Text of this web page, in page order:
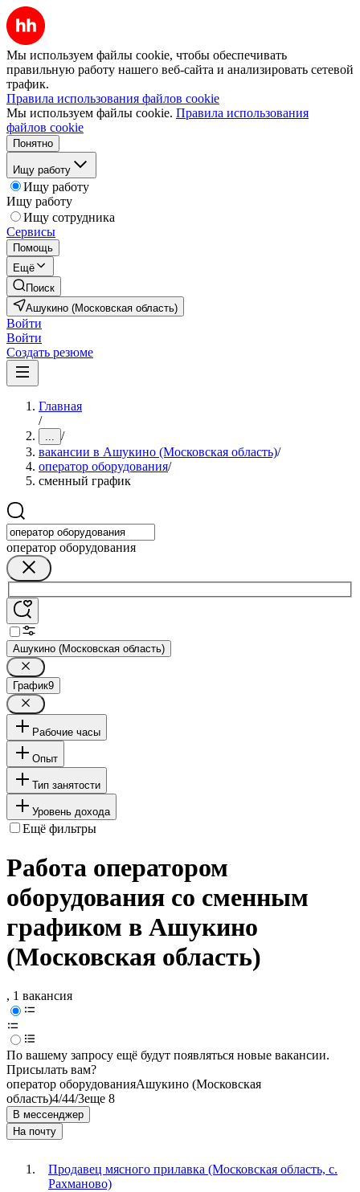
Мы используем файлы cookie, чтобы обеспечивать
правильную работу нашего веб-сайта и анализировать сетевой
трафик.
Правила использования файлов cookie
Мы используем файлы cookie. Правила использования
файлов cookie
Понятно
Ищу работу
Ищу работу
Ищу работу
Ищу сотрудника
Сервисы
Помощь
Ещё
Поиск
Ашукино (Московская область)
Войти
Войти
Создать резюме
Главная
/
... /
вакансии в Ашукино (Московская область)/
оператор оборудования/
сменный график
оператор оборудования
Ашукино (Московская область)
График9
Рабочие часы
Опыт
Тип занятости
Уровень дохода
Ещё фильтры
Работа оператором
оборудования со сменным
графиком в Ашукино
(Московская область)
, 1 вакансия
По вашему запросу ещё будут появляться новые вакансии.
Присылать вам?
оператор оборудованияАшукино (Московская
область)4/44/3еще 8
В мессенджер
На почту
Продавец мясного прилавка (Московская область, с.
Рахманово)